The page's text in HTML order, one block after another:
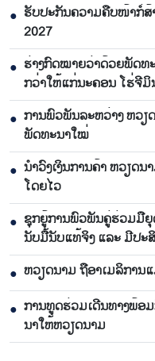
● ຮັບປະກັນຄວາມຄືບໜ້າກໍ່ສ້
2027
● ຮ່າງກົດໝາຍວ່າດ້ວຍພັດທ
ກວ່າໃຫ້ແກ່ນະຄອນ ໂຮ່ຈີ
● ການພົວພັນລະຫວ່າງ ຫວຽ
ພັດທະນາໃໝ່
● ນຳ​ວົງ​ເງິນ​ການ​ຄ້າ ຫວຽດ​
ໂດຍ​ໄວ
● ຊຸກ​ຍູ້​ການ​ພົວ​ພັນ​ຄູ່​ຮ່ວມ​ມື​
ນັບ​ມື້​ນັບ​ແທ້​ຈິງ ແລະ ມີ​ປະ​
● ຫ​ວຽດ​ນາມ ຖື​ອາ​ເມ​ລິ​ກາ
● ການ​ທູດ​ຮ່ວມ​ເດີນ​ທາງ​ພ້ອ
ນາ​ໃຫ້​ຫວຽດ​ນາມ